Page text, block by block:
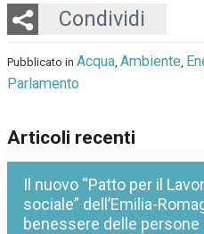
Condividi
Twitter
LinkedIn
Email
Whatsapp
Pubblicato in Acqua, Ambiente,
Parlamento
Articoli recenti
Il nuovo “Patto per il
sociale” dell’Emilia-
benessere delle